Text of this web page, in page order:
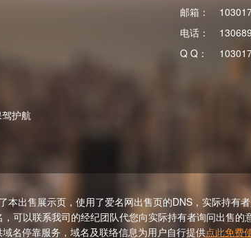
护航
邮箱：
电话：
Q Q：
出售展示页，使用了爱名网出售页的DNS，实际持有
可以联系我司的经纪团队代您向实际持有者询问出售的
名停靠服务，域名及联络信息为用户自行提供点此免费